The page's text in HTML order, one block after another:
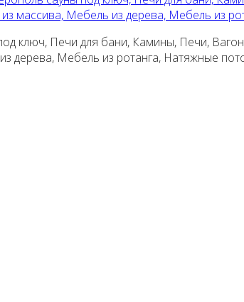
массива, Мебель из дерева, Мебель из
ключ, Печи для бани, Камины, Печи,
дерева, Мебель из ротанга, Натяжные